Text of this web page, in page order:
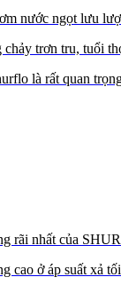
nước ngọt lưu
trơn tru, tuổi
là rất quan
rãi nhất của
cao ở áp suất xả